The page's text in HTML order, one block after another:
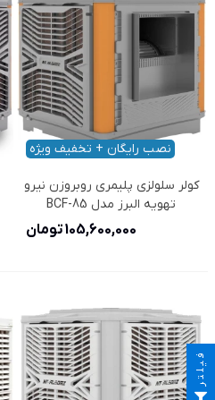
نصب رایگان + تخفیف ویژه
کولر سلولزی پلیمری روبروزن نیرو
تهویه البرز مدل BCF-85
105,600,000 تومان
فیلتر